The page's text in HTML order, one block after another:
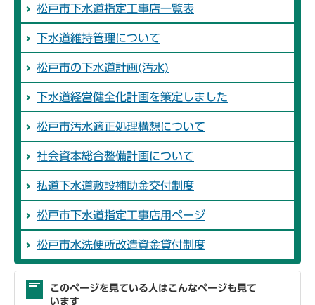
松戸市下水道指定工事店一覧表
下水道維持管理について
松戸市の下水道計画(汚水)
下水道経営健全化計画を策定しました
松戸市汚水適正処理構想について
社会資本総合整備計画について
私道下水道敷設補助金交付制度
松戸市下水道指定工事店用ページ
松戸市水洗便所改造資金貸付制度
このページを見ている人はこんなページも見て
います